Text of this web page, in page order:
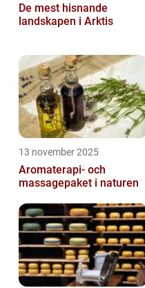
De mest hisnande
landskapen i Arktis
13 november 2025
Aromaterapi- och
massagepaket i naturen